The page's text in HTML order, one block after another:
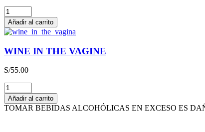
THE
HAPPY
WINE
cantidad
Añadir al carrito
WINE IN THE VAGINE
S/55.00
WINE
IN
THE
VAGINE
Añadir al carrito
TOMAR BEBIDAS ALCOHÓLICAS EN EXCESO ES